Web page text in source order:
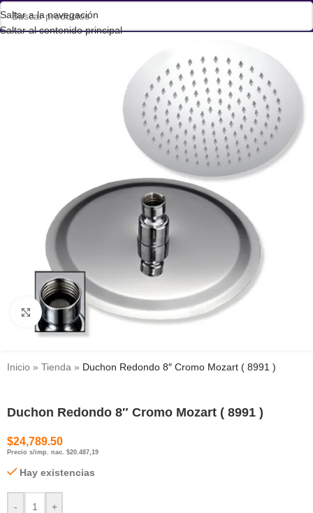
Saltar a la navegación
Saltar al contenido principal
Haga clic para ampliar
Inicio » Tienda » Duchon Redondo 8″ Cromo Mozart ( 8991 )
Duchon Redondo 8″ Cromo Mozart ( 8991 )
$24,789.50
Precio s/imp. nac. $20.487,19
Hay existencias
- +